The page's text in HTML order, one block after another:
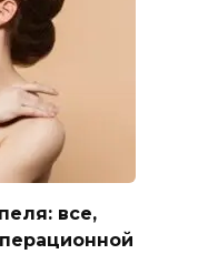
все,